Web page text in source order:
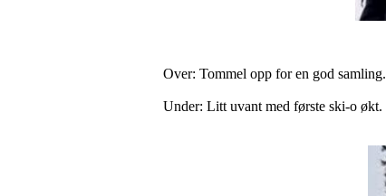
Over: Tommel opp for en god samling.
Under: Litt uvant med første ski-o økt.